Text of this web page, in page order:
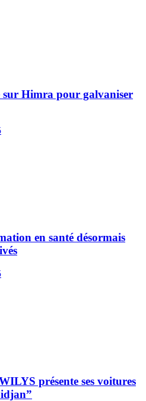
Himra pour galvaniser
en santé désormais
présente ses voitures